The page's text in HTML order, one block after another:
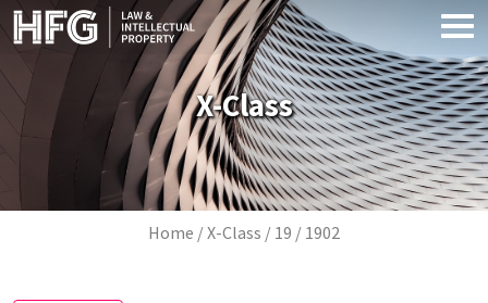
Skip to main content
X-Class
Breadcrumb
Home X-Class 19 1902